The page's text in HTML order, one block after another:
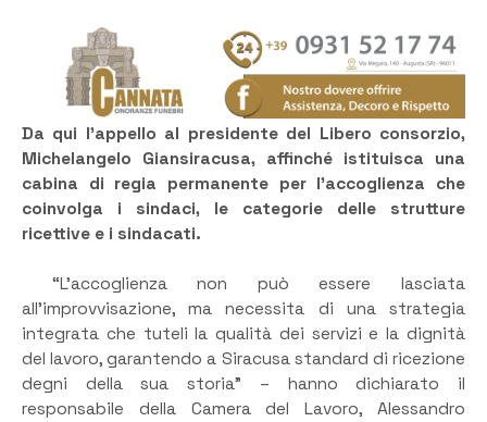
Da qui l’appello al presidente del Libero consorzio,
Michelangelo Giansiracusa, affinché istituisca una
cabina di regia permanente per l’accoglienza che
coinvolga i sindaci, le categorie delle strutture
ricettive e i sindacati.
“L’accoglienza non può essere lasciata
all’improvvisazione, ma necessita di una strategia
integrata che tuteli la qualità dei servizi e la dignità
del lavoro, garantendo a Siracusa standard di ricezione
degni della sua storia” – hanno dichiarato il
responsabile della Camera del Lavoro, Alessandro